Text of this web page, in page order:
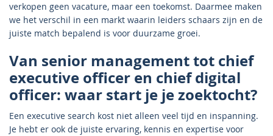
verkopen geen vacature, maar een toekomst. Daarmee maken
we het verschil in een markt waarin leiders schaars zijn en de
juiste match bepalend is voor duurzame groei.
Van senior management tot chief
executive officer en chief digital
officer: waar start je je zoektocht?
Een executive search kost niet alleen veel tijd en inspanning.
Je hebt er ook de juiste ervaring, kennis en expertise voor